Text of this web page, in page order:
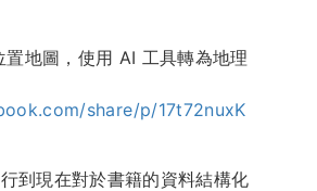
地圖，使用 AI 工具轉為地理
share/p/17t72nuxK
到現在對於書籍的資料結構化